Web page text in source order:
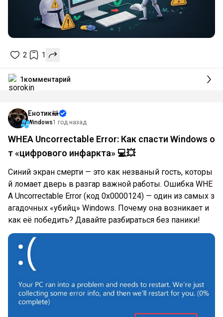
2 1
1 комментарий
Енотик🦝
Windows1 год назад
WHEA Uncorrectable Error: Как спасти Windows о
т «цифрового инфаркта» 💻💥
Синий экран смерти — это как незваный гость, которы
й ломает дверь в разгар важной работы. Ошибка WHE
A Uncorrectable Error (код 0x0000124) — один из самых з
агадочных «убийц» Windows. Почему она возникает и
как её победить? Давайте разбираться без паники!